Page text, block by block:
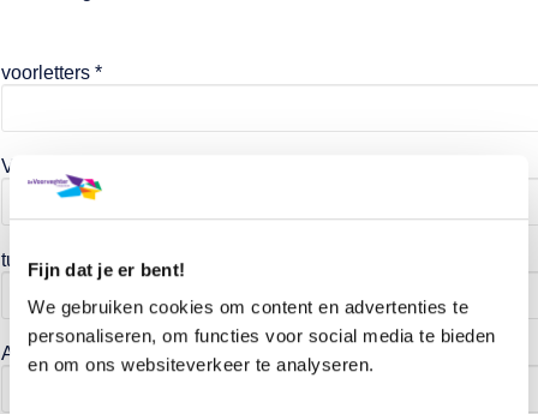
Fijn dat je er bent!
We gebruiken cookies om content en advertenties te
personaliseren, om functies voor social media te bieden
en om ons websiteverkeer te analyseren.
voorletters *
Voornaam *
tussenvoegsel
Achternaam *